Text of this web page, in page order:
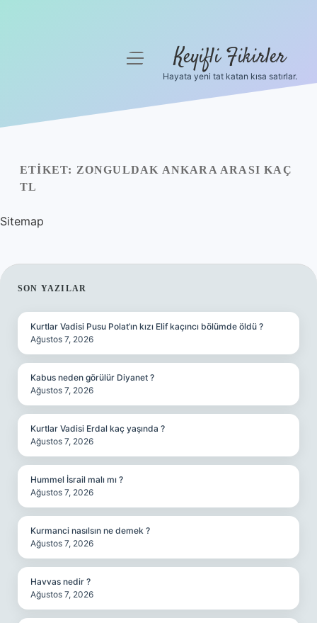
Yasal Uyarı
menüyü
Keyifli Fikirler
Hayata yeni tat katan kısa satırlar.
ETIKET: ZONGULDAK ANKARA ARASI KAÇ
TL
Sitemap
SIDEBAR
SON YAZILAR
Kurtlar Vadisi Pusu Polat’ın kızı Elif kaçıncı bölümde öldü ?
Ağustos 7, 2026
Kabus neden görülür Diyanet ?
Ağustos 7, 2026
Kurtlar Vadisi Erdal kaç yaşında ?
Ağustos 7, 2026
Hummel İsrail malı mı ?
Ağustos 7, 2026
Kurmanci nasılsın ne demek ?
Ağustos 7, 2026
Havvas nedir ?
Ağustos 7, 2026